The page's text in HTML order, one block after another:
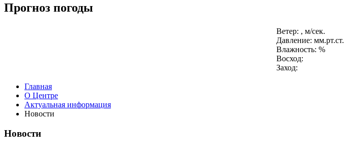
Прогноз погоды
Ветер: , м/сек.
Давление: мм.рт.ст.
Влажность: %
Восход:
Заход:
Главная
О Центре
Актуальная информация
Новости
Новости